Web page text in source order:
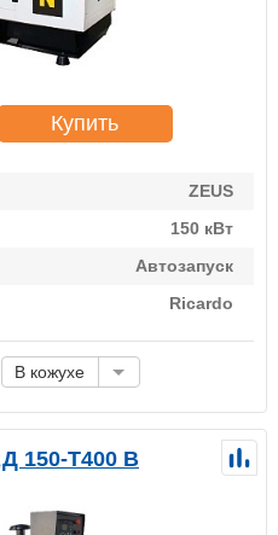
Купить
ZEUS
150 кВт
Автозапуск
Ricardo
В кожухе
150-Т400 B